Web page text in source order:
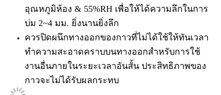
อุณหภูมิห้อง & 55%RH เพื่อให้ได้ความลึกในการ
บ่ม 2~4 มม. ยิ่งนานยิ่งลึก
ควรปิดผนึกทางออกของกาวที่ไม่ได้ใช้ให้ทันเวลา
ทำความสะอาดคราบบนทางออกสำหรับการใช้
งานอื่นภายในระยะเวลาอันสั้น ประสิทธิภาพของ
กาวจะไม่ได้รับผลกระทบ